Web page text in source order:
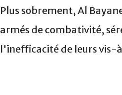
Plus sobrement, Al
armés de combativité,
l'inefficacité de leurs vis-